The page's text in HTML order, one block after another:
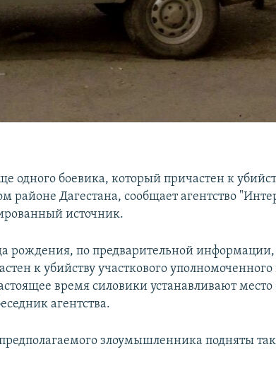
одного боевика, который причастен к
районе Дагестана, сообщает агентство
источник.
рождения, по предварительной информации,
к убийству участкового
время силовики устанавливают место
агентства.
злоумышленника подняты